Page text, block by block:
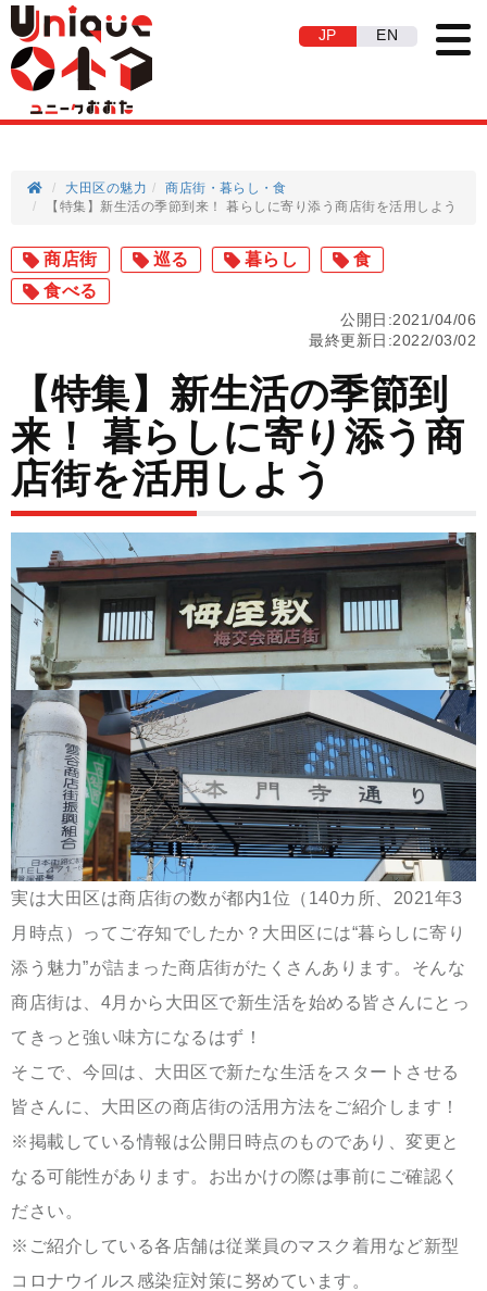
JP EN
大田区の魅力 商店街 暮らし
食
【特集】新生活の季節到来！ 暮らしに寄り添う商店街を活用しよう
商店街 巡る 暮らし
食
食べる
公開日:2021/04/06
最終更新日:2022/03/02
【特集】新生活の季節到
来！ 暮らしに寄り添う商
店街を活用しよう
実は大田区は商店街の数が都内1位（140カ所、2021年3
月時点）ってご存知でしたか？大田区には“暮らしに寄り
添う魅力”が詰まった商店街がたくさんあります。そんな
商店街は、4月から大田区で新生活を始める皆さんにとっ
てきっと強い味方になるはず！
そこで、今回は、大田区で新たな生活をスタートさせる
皆さんに、大田区の商店街の活用方法をご紹介します！
※掲載している情報は公開日時点のものであり、変更と
なる可能性があります。お出かけの際は事前にご確認く
ださい。
※ご紹介している各店舗は従業員のマスク着用など新型
コロナウイルス感染症対策に努めています。